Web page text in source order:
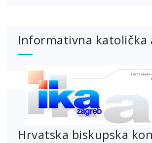
Informativna katolička
Hrvatska biskupska